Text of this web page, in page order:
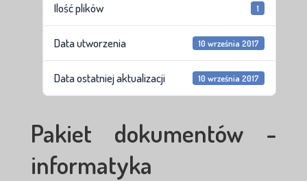
Ilość plików 1
Data utworzenia 10 września 2017
Data ostatniej aktualizacji 10 września 2017
Pakiet dokumentów -
informatyka